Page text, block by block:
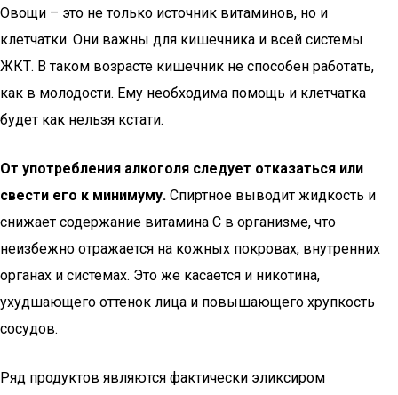
Овощи – это не только источник витаминов, но и
клетчатки. Они важны для кишечника и всей системы
ЖКТ. В таком возрасте кишечник не способен работать,
как в молодости. Ему необходима помощь и клетчатка
будет как нельзя кстати.
От употребления алкоголя следует отказаться или
свести его к минимуму. Спиртное выводит жидкость и
снижает содержание витамина С в организме, что
неизбежно отражается на кожных покровах, внутренних
органах и системах. Это же касается и никотина,
ухудшающего оттенок лица и повышающего хрупкость
сосудов.
Ряд продуктов являются фактически эликсиром